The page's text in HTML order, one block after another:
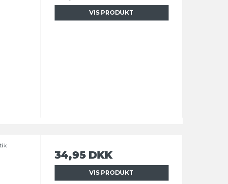
VIS PRODUKT
34,95 DKK
VIS PRODUKT